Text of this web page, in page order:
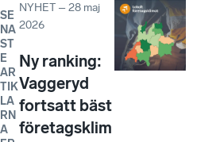
SE
NA
ST
E
AR
TIK
LA
RN
A
NYHET –28 maj
2026
Ny ranking:
Vaggeryd
fortsatt bäst
företagsklim